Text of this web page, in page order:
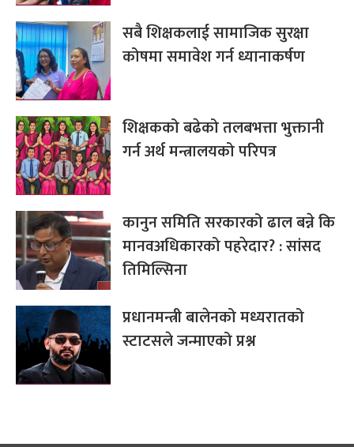
सबै शिक्षकलाई सामाजिक सुरक्षा
कोषमा समावेश गर्न ध्यानाकर्षण
शिक्षकको बढेको तलबभत्ता भुक्तानी
गर्न अर्थ मन्त्रालयको परिपत्र
कानुन समिति सरकारको ढाल बन्ने कि
मानवअधिकारको पहरेदार? : सांसद
तिमिल्सिना
प्रधानमन्त्री बालेनको मध्यरातको
स्टाटसले जन्माएको प्रश्न